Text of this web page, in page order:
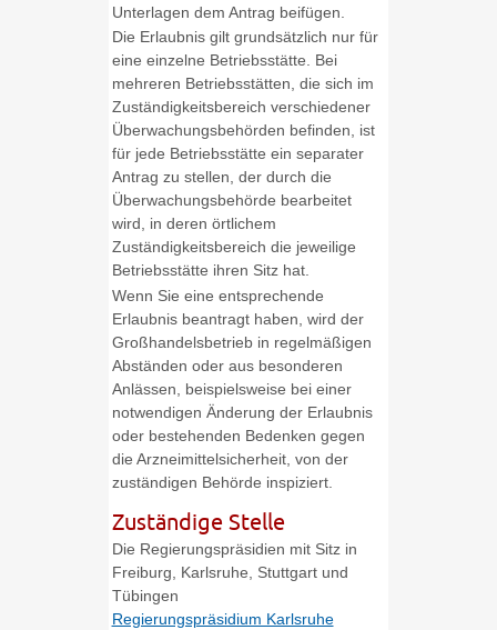
Unterlagen dem Antrag beifügen.
Die Erlaubnis gilt grundsätzlich nur für
eine einzelne Betriebsstätte. Bei
mehreren Betriebsstätten, die sich im
Zuständigkeitsbereich verschiedener
Überwachungsbehörden befinden, ist
für jede Betriebsstätte ein separater
Antrag zu stellen, der durch die
Überwachungsbehörde bearbeitet
wird, in deren örtlichem
Zuständigkeitsbereich die jeweilige
Betriebsstätte ihren Sitz hat.
Wenn Sie eine entsprechende
Erlaubnis beantragt haben, wird der
Großhandelsbetrieb in regelmäßigen
Abständen oder aus besonderen
Anlässen, beispielsweise bei einer
notwendigen Änderung der Erlaubnis
oder bestehenden Bedenken gegen
die Arzneimittelsicherheit, von der
zuständigen Behörde inspiziert.
Zuständige Stelle
Die Regierungspräsidien mit Sitz in
Freiburg, Karlsruhe, Stuttgart und
Tübingen
Regierungspräsidium Karlsruhe